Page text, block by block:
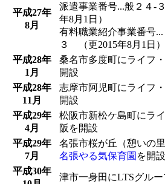
平成27年
8月
派遣事業番号...般２４-
年8月1日）
有料職業紹介事業番号
３ （更2015年8月1日）
平成28年
1月
桑名市多度町にライフ
開設
平成28年
11月
志摩市阿児町にライフ
開設
平成29年
4月
松阪市新松ケ島町にラ
阪を開設
平成29年
7月
名張市桜が丘（憩いの
名張やる気保育園 を開設
平成30年
津市一身田にLTSグル